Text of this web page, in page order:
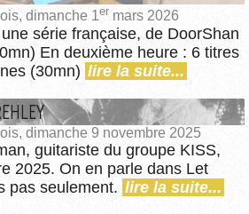
dimanche 1er mars 2026
série française, de DoorShan
En deuxième heure : 6 titres
(30mn) lire la suite...
dimanche 9 novembre 2025
guitariste du groupe KISS,
2025. On en parle dans Let
pas seulement. lire la suite...